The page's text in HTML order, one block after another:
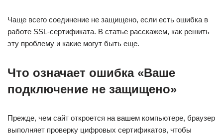
Чаще всего соединение не защищено, если есть ошибка в
работе SSL-сертификата. В статье расскажем, как решить
эту проблему и какие могут быть еще.
Что означает ошибка «Ваше
подключение не защищено»
Прежде, чем сайт откроется на вашем компьютере, браузер
выполняет проверку цифровых сертификатов, чтобы